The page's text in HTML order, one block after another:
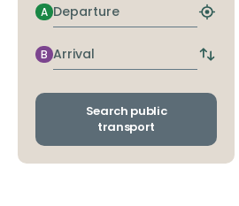
Departure
A
Find
stop
Arrival
B
Switch
and
Search public
transport